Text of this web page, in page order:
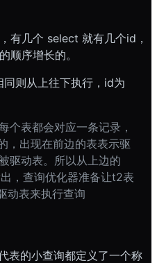
有几个 select 就有几个id，
顺序增长的。
则从上往下执行，id为
个表都会对应一条记录，
，出现在前边的表表示驱
驱动表。所以从上边的
，查询优化器准备让t2表
动表来执行查询
表的小查询都定义了一个称